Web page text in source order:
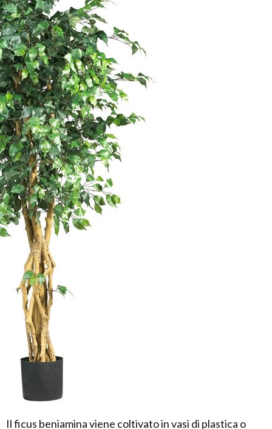
Il ficus beniamina viene coltivato in vasi di plastica o